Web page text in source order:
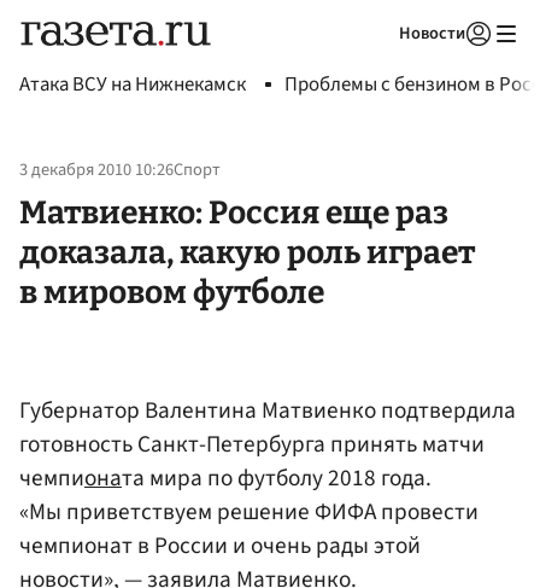
Новости
Атака ВСУ на Нижнекамск Проблемы с бензином в
3 декабря 2010 10:26Спорт
Матвиенко: Россия еще раз
доказала, какую роль играет
в мировом футболе
Губернатор Валентина Матвиенко подтвердила
готовность Санкт-Петербурга принять матчи
чемпионата мира по футболу 2018 года.
«Мы приветствуем решение ФИФА провести
чемпионат в России и очень рады этой
новости», — заявила Матвиенко.